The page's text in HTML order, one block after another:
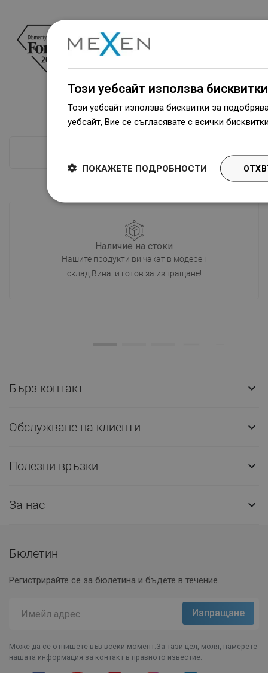
Наличие на стоки
Нашите продукти ви чакат в модерен
склад.Винаги готов за изпращане!
Бърз контакт 
Обслужване на клиенти 
Полезни връзки 
За нас 
Бюлетин
Регистрирайте се за бюлетина и бъдете в течение.
Може да се отпишете във всеки момент.За тази цел, моля, намерете
нашата информация за контакт в правното известие.
Този уебсайт използва бисквитки
Този уебсайт използва бисквитки за
уебсайт, Вие се съгласявате с всички
ПОКАЖЕТЕ ПОДРОБНОСТИ